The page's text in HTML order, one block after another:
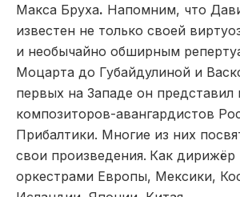
Макса Бруха. Напомним, что
известен не только своей
и необычайно обширным
Моцарта до Губайдулиной и
первых на Западе он представил
композиторов-авангардистов
Прибалтики. Многие из них
свои произведения. Как дирижёр
оркестрами Европы, Мексики,